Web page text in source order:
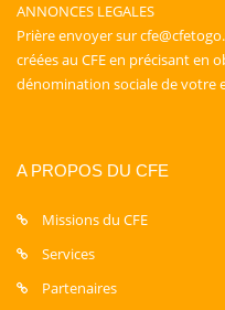
ANNONCES LEGALES
Prière envoyer sur
créées au CFE en précisant en
dénomination sociale de votre
A PROPOS DU CFE
Missions du CFE
Services
Partenaires